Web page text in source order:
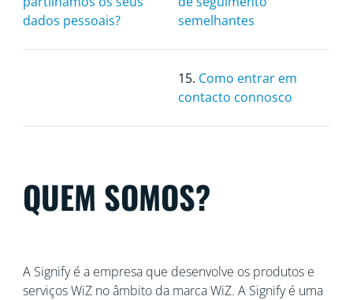
dados pessoais?
semelhantes
15. Como entrar em
contacto connosco
QUEM SOMOS?
A Signify é a empresa que desenvolve os produtos e
serviços WiZ no âmbito da marca WiZ. A Signify é uma